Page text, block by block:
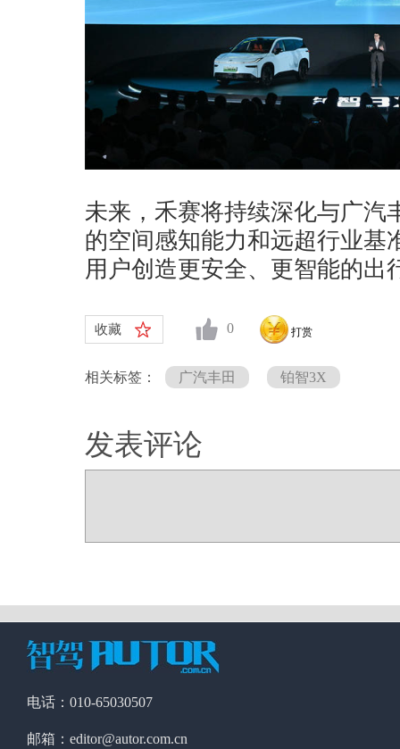
未来，禾赛将持续深化与广汽
的空间感知能力和远超行业基
用户创造更安全、更智能的出
收藏 0 打赏
相关标签： 广汽丰田 铂智3X
发表评论
电话：010-65030507
邮箱：editor@autor.com.cn